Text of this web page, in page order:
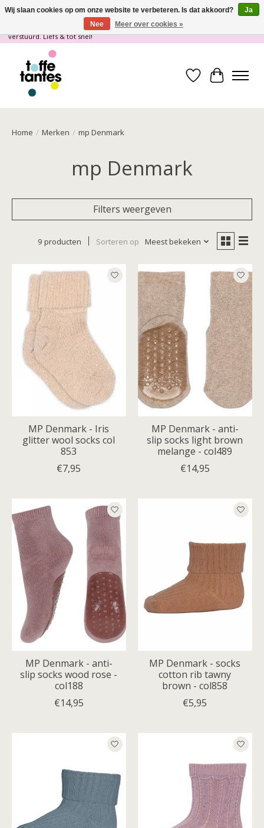
Wij gaan op vakantie! vanaf 4 juli t/m 21 juli worden er geen pakketjes
verstuurd. Liefs & tot snel!
Verlanglijst
Home / Merken / mp Denmark
mp Denmark
Filters weergeven
9 producten Sorteren op Meest bekeken
MP Denmark - Iris
glitter wool socks col
853
€7,95
MP Denmark - anti-
slip socks light brown
melange - col489
€14,95
MP Denmark - anti-
slip socks wood rose -
col188
€14,95
MP Denmark - socks
cotton rib tawny
brown - col858
€5,95
Wij slaan cookies op om onze website te verbeteren. Is dat akkoord?
Ja
Nee
Meer over cookies »